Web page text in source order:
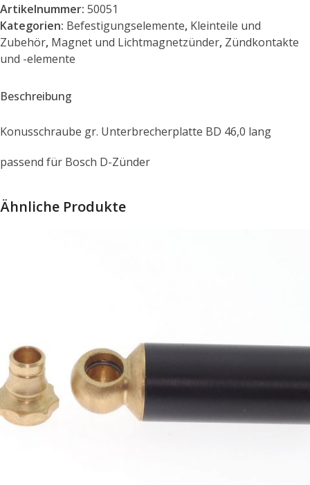
Artikelnummer: 50051
Kategorien: Befestigungselemente, Kleinteile und
Zubehör, Magnet und Lichtmagnetzünder, Zündkontakte
und -elemente
Beschreibung
Konusschraube gr. Unterbrecherplatte BD 46,0 lang
passend für Bosch D-Zünder
Ähnliche Produkte